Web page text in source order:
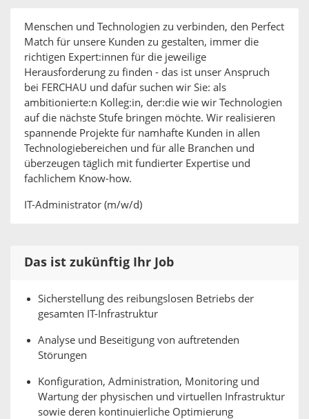
Menschen und Technologien zu verbinden, den Perfect
Match für unsere Kunden zu gestalten, immer die
richtigen Expert:innen für die jeweilige
Herausforderung zu finden - das ist unser Anspruch
bei FERCHAU und dafür suchen wir Sie: als
ambitionierte:n Kolleg:in, der:die wie wir Technologien
auf die nächste Stufe bringen möchte. Wir realisieren
spannende Projekte für namhafte Kunden in allen
Technologiebereichen und für alle Branchen und
überzeugen täglich mit fundierter Expertise und
fachlichem Know-how.
IT-Administrator (m/w/d)
Das ist zukünftig Ihr Job
Sicherstellung des reibungslosen Betriebs der
gesamten IT-Infrastruktur
Analyse und Beseitigung von auftretenden
Störungen
Konfiguration, Administration, Monitoring und
Wartung der physischen und virtuellen Infrastruktur
sowie deren kontinuierliche Optimierung